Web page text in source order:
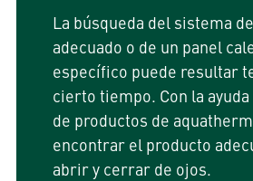
La búsqueda del sistema
adecuado o de un panel
específico puede resultar
cierto tiempo. Con la
de productos de
encontrar el producto
abrir y cerrar de ojos.